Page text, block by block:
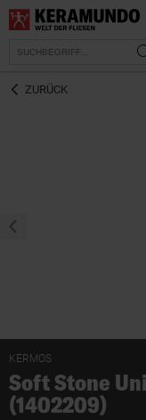
ZURÜCK
KERMOS
Soft Stone
(1402209)